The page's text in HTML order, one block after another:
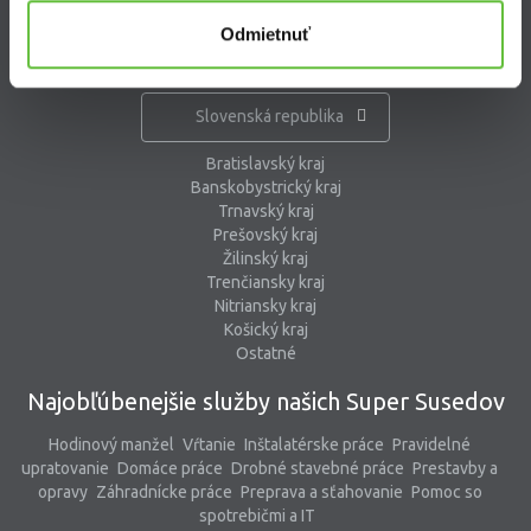
Odmietnuť
Kde pracujú Super Susedia
Slovenská republika
Bratislavský kraj
Banskobystrický kraj
Trnavský kraj
Prešovský kraj
Žilinský kraj
Trenčiansky kraj
Nitriansky kraj
Košický kraj
Ostatné
Najobľúbenejšie služby našich Super Susedov
Hodinový manžel Vŕtanie Inštalatérske práce Pravidelné
upratovanie Domáce práce Drobné stavebné práce Prestavby a
opravy Záhradnícke práce Preprava a sťahovanie Pomoc so
spotrebičmi a IT